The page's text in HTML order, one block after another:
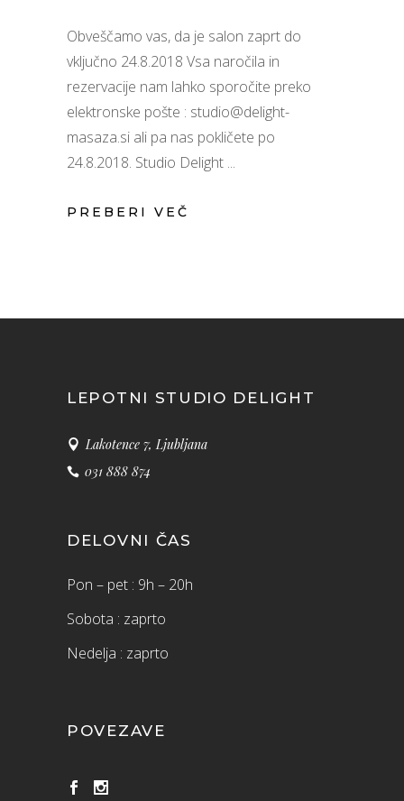
Obveščamo vas, da je salon zaprt do
vključno 24.8.2018 Vsa naročila in
rezervacije nam lahko sporočite preko
elektronske pošte : studio@delight-
masaza.si ali pa nas pokličete po
24.8.2018. Studio Delight
PREBERI VEČ
LEPOTNI STUDIO DELIGHT
Lakotence 7, Ljubljana
031 888 874
DELOVNI ČAS
Pon – pet : 9h – 20h
Sobota : zaprto
Nedelja : zaprto
POVEZAVE